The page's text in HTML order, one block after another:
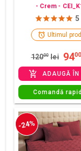
- Crem -
5
Ultimul
12000 lei 9400
ADAUGĂ ÎN
Comandă rapid
-24%